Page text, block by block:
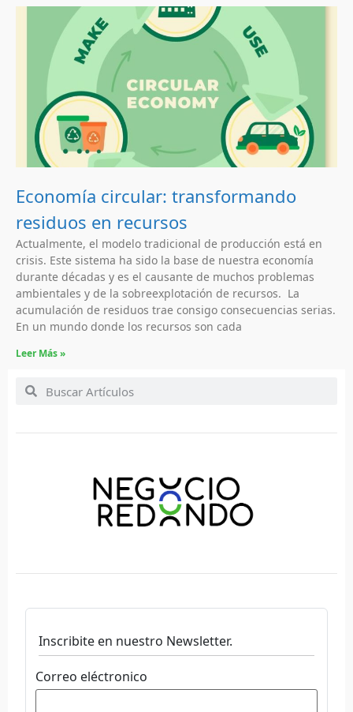
Economía circular: transformando
residuos en recursos
Actualmente, el modelo tradicional de producción está en
crisis. Este sistema ha sido la base de nuestra economía
durante décadas y es el causante de muchos problemas
ambientales y de la sobreexplotación de recursos. La
acumulación de residuos trae consigo consecuencias serias.
En un mundo donde los recursos son cada
Leer Más »
Inscribite en nuestro Newsletter.
Correo eléctronico